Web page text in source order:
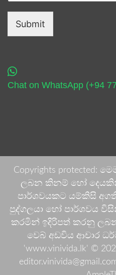
Submit
Chat on WhatsApp (+94
Copyrights protected:
ලබන කිනම් හෝ
පාර්ශවයකට යම්කිසි
පුද්ගලයා හෝ පාර්ශවය
කරමින් ඉදිරිපත් කරනු
වෙබ් අඩවිය ආචාර
'www.vinivida.lk' ©